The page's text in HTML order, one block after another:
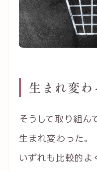
生まれ変
そうして取り組ん
生まれ変わった。
いずれも比較的よ